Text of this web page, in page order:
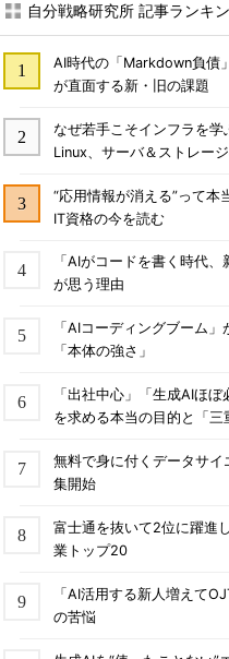
自分戦略研究所 記事ランキ
AI時代の「Markdown負債
が直面する新・旧の課題
なぜ若手こそインフラを
Linux、サーバ＆ストレー
“応用情報が消える”って
IT資格の今を読む
「AIがコードを書く時代
が思う理由
「AIコーディングブーム
「本体の強さ」
「出社中心」「生成AIほ
を求める本当の目的と「三
無料で身に付くデータサ
集開始
富士通を抜いて2位に躍進
業トップ20
「AI活用する新人増えて
の苦悩